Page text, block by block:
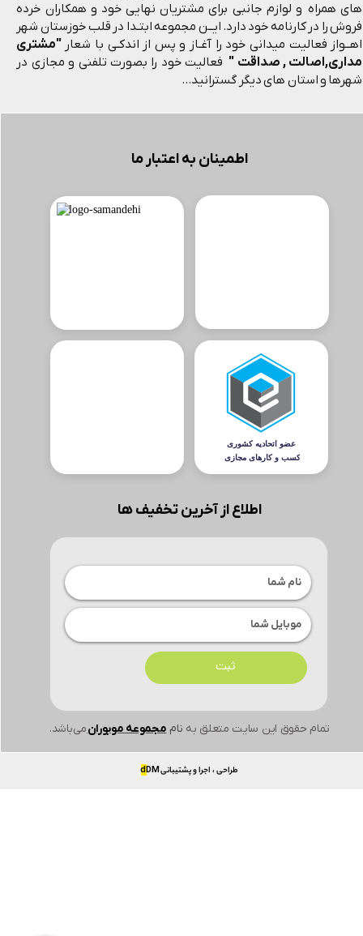
های همراه و لوازم جانبی برای مشتریان نهایی خود و همکاران خرده
فروش را در کارنامه خود دارد. ایــن مجموعه ابتـدا در قلب خوزستان شهر
اهــواز فعالیت میدانی خود را آغـاز و پس از اندکـی با شعار "مشتری
مداری,اصالت , صداقت " فعالیت خود را بصورت تلفنی و مجازی در
شهرها و استان های دیگر گسترانید...
تمام حقوق این سایت متعلق به ناممجموعه موبورانمی‌باشد.
اطمینان به اعتبار ما
اطلاع از آخرین تخفیف ها
ثبت
طراحی ، اجرا و پشتیبانی dDM